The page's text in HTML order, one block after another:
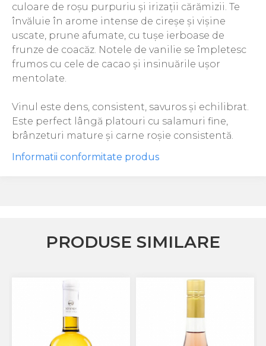
culoare de roșu purpuriu și irizații cărămizii. Te
învăluie în arome intense de cireșe și vișine
uscate, prune afumate, cu tușe ierboase de
frunze de coacăz. Notele de vanilie se împletesc
frumos cu cele de cacao și insinuările ușor
mentolate.
Vinul este dens, consistent, savuros și echilibrat.
Este perfect lângă platouri cu salamuri fine,
brânzeturi mature și carne roșie consistentă.
Informatii conformitate produs
PRODUSE SIMILARE